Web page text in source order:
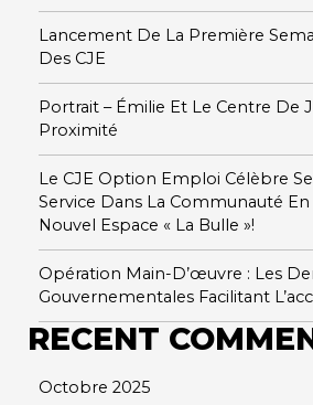
Lancement De La Première
Des CJE
Portrait – Émilie Et Le Centre De
Proximité
Le CJE Option Emploi Célèbre
Service Dans La Communauté
Nouvel Espace « La Bulle »!
Opération Main-D’œuvre : Les
Gouvernementales Facilitant
RECENT
Octobre 2025